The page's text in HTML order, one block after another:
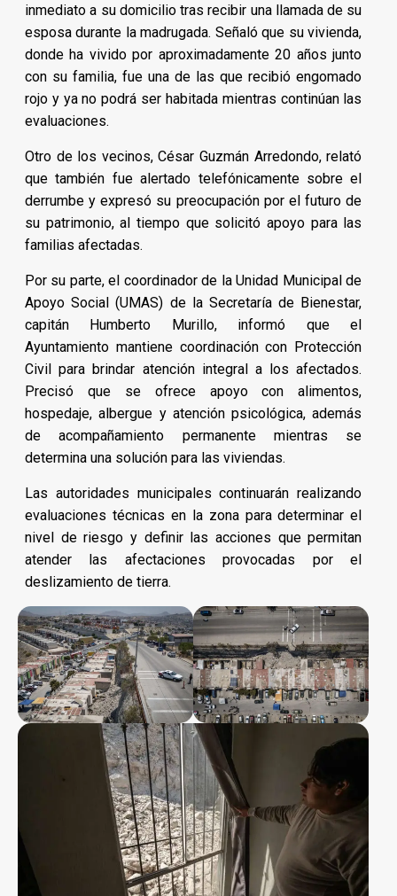
inmediato a su domicilio tras recibir una llamada de su
esposa durante la madrugada. Señaló que su vivienda,
donde ha vivido por aproximadamente 20 años junto
con su familia, fue una de las que recibió engomado
rojo y ya no podrá ser habitada mientras continúan las
evaluaciones.
Otro de los vecinos, César Guzmán Arredondo, relató
que también fue alertado telefónicamente sobre el
derrumbe y expresó su preocupación por el futuro de
su patrimonio, al tiempo que solicitó apoyo para las
familias afectadas.
Por su parte, el coordinador de la Unidad Municipal de
Apoyo Social (UMAS) de la Secretaría de Bienestar,
capitán Humberto Murillo, informó que el
Ayuntamiento mantiene coordinación con Protección
Civil para brindar atención integral a los afectados.
Precisó que se ofrece apoyo con alimentos,
hospedaje, albergue y atención psicológica, además
de acompañamiento permanente mientras se
determina una solución para las viviendas.
Las autoridades municipales continuarán realizando
evaluaciones técnicas en la zona para determinar el
nivel de riesgo y definir las acciones que permitan
atender las afectaciones provocadas por el
deslizamiento de tierra.